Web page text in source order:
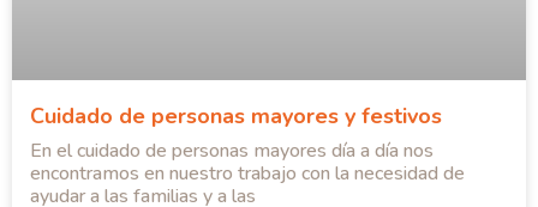
Cuidado de personas mayores y festivos
En el cuidado de personas mayores día a día nos
encontramos en nuestro trabajo con la necesidad de
ayudar a las familias y a las